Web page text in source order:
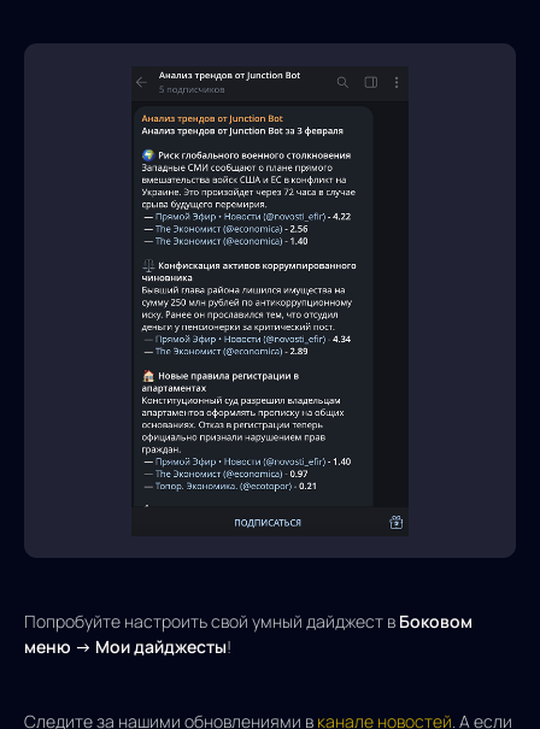
Попробуйте настроить свой умный дайджест в Боковом
меню → Мои дайджесты!
Следите за нашими обновлениями в канале новостей . А если